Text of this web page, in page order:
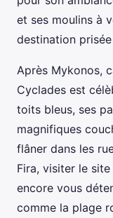
et ses moulins à
destination
Après Mykonos,
Cyclades est
toits bleus, ses
magnifiques
flâner dans les
Fira, visiter le
encore vous
comme la plage